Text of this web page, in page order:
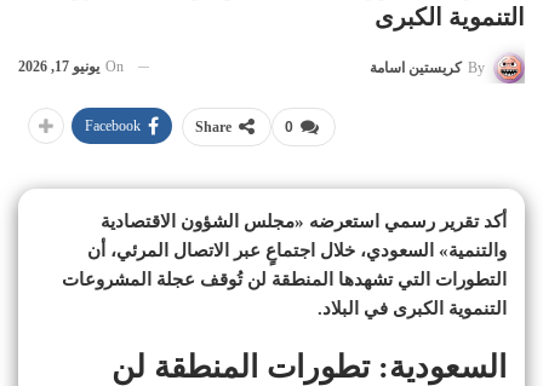
التنموية الكبرى
By كريستين اسامة On يونيو 17, 2026
0
Share
Facebook
أكد تقرير رسمي استعرضه «مجلس الشؤون الاقتصادية
والتنمية» السعودي، خلال اجتماعٍ عبر الاتصال المرئي، أن
التطورات التي تشهدها المنطقة لن تُوقف عجلة المشروعات
التنموية الكبرى في البلاد.
السعودية: تطورات المنطقة لن